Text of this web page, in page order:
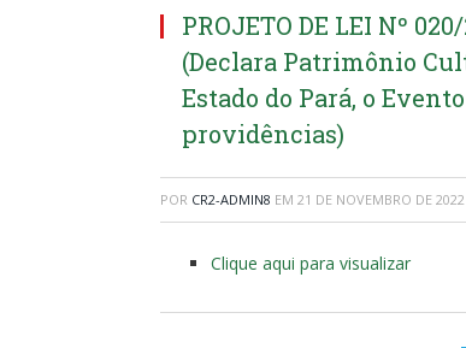
PROJETO DE LEI Nº
(Declara Patrimônio
Estado do Pará, o
providências)
POR CR2-ADMIN8 EM 21 DE NOVEMBRO DE 2022
Clique aqui para visualizar